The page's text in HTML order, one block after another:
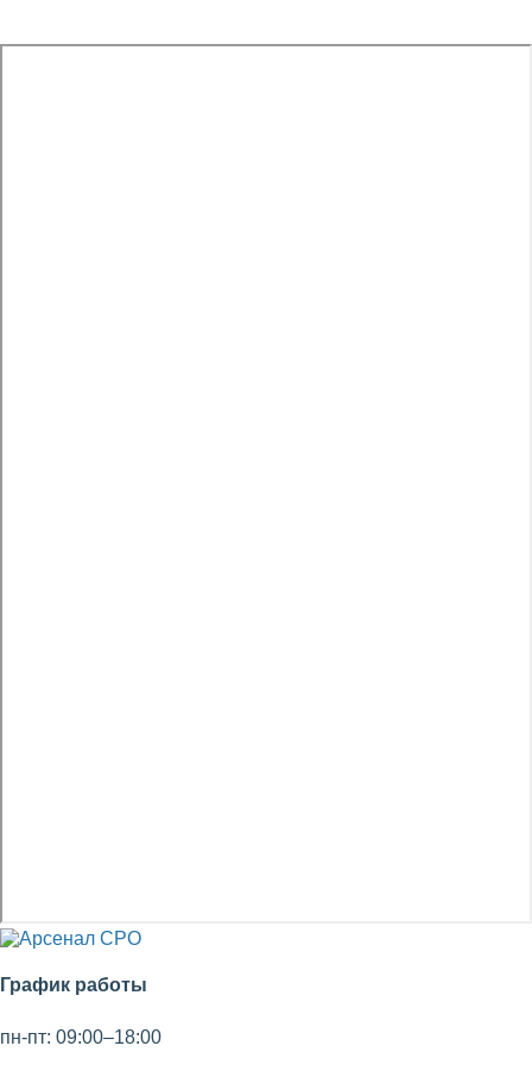
График работы
пн-пт: 09:00–18:00